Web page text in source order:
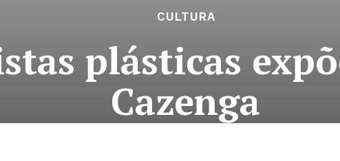
CULTURA
plásticas
Cazenga